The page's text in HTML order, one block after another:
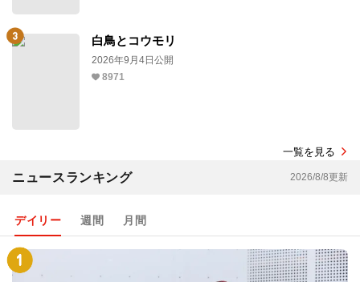
白鳥とコウモリ
2026年9月4日公開
8971
一覧を見る
ニュースランキング 2026/8/8更新
デイリー 週間 月間